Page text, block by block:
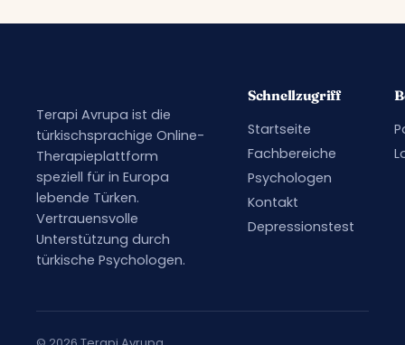
Terapi Avrupa ist die
türkischsprachige Online-
Therapieplattform
speziell für in Europa
lebende Türken.
Vertrauensvolle
Unterstützung durch
türkische Psychologen.
Schnellzugriff
Startseite
Fachbereiche
Psychologen
Kontakt
Depressionstest